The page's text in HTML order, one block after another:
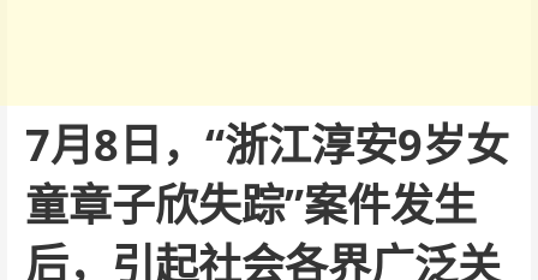
7月8日，“浙江淳安9岁女
童章子欣失踪”案件发生
后，引起社会各界广泛关